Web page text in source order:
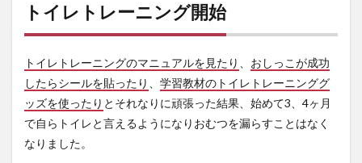
まと
トイレトレーニング開始
トイレトレーニングのマニュアルを見たり
おしっこが成功
したらシールを貼ったり
学習教材のトイレトレーニンググ
ッズを使ったり とそれなりに頑張った結果、始めて3、4ヶ月
で自らトイレと言えるようになりおむつを漏らすことはなく
なりました。